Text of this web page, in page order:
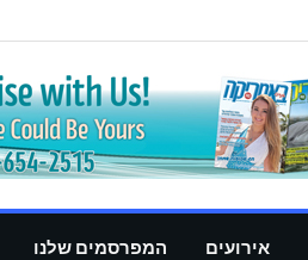
אירועים המפרסמים שלנו